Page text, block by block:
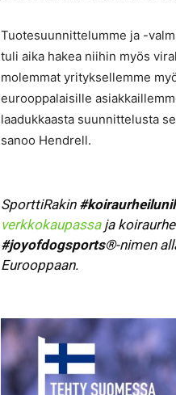
Tuotesuunnittelumme ja -
tuli aika hakea niihin myös
molemmat yrityksellemme
eurooppalaisille
laadukkaasta suunnittelusta
sanoo Hendrell.
SporttiRakin
verkkokaupassaja
#joyofdogsports®-nimen
Eurooppaan.